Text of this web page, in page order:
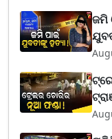
ଜମି